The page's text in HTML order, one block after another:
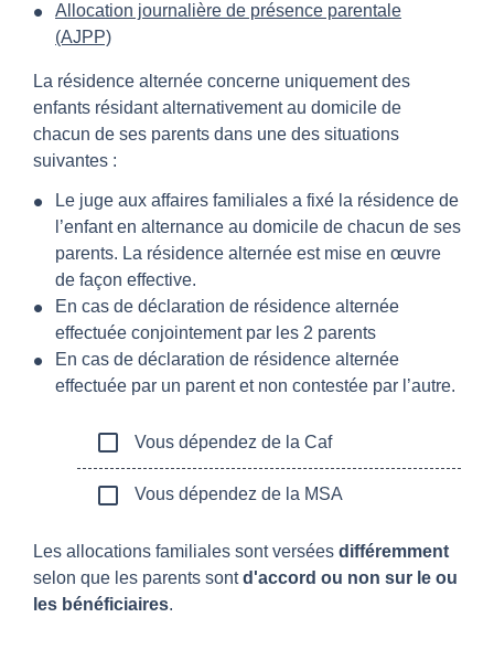
Allocation journalière de présence parentale
(AJPP)
La résidence alternée concerne uniquement des
enfants résidant alternativement au domicile de
chacun de ses parents dans une des situations
suivantes :
Le juge aux affaires familiales a fixé la résidence de
l’enfant en alternance au domicile de chacun de ses
parents. La résidence alternée est mise en œuvre
de façon effective.
En cas de déclaration de résidence alternée
effectuée conjointement par les 2 parents
En cas de déclaration de résidence alternée
effectuée par un parent et non contestée par l’autre.
check_box_outline_blank Vous dépendez de la Caf
check_box_outline_blank Vous dépendez de la MSA
Les allocations familiales sont versées différemment
selon que les parents sontd'accord ou non sur le ou
les bénéficiaires.